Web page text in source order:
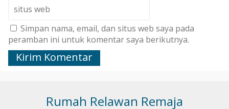
Simpan nama, email, dan situs web saya pada
peramban ini untuk komentar saya berikutnya.
Rumah Relawan Remaja